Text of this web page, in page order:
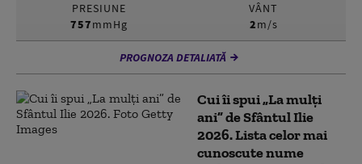
PRESIUNE
757mmHg
VÂNT
2m/s
PROGNOZA DETALIATĂ
Cui îi spui „La mulți
ani” de Sfântul Ilie
2026. Lista celor mai
cunoscute nume